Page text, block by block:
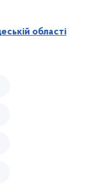
області